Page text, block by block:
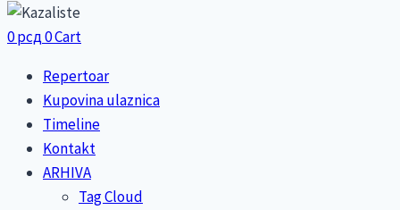
0рсд0Cart
Repertoar
Kupovina ulaznica
Timeline
Kontakt
ARHIVA
Tag Cloud